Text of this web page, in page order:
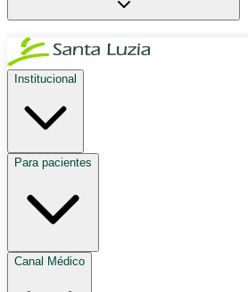
Institucional
Para pacientes
Canal Médico